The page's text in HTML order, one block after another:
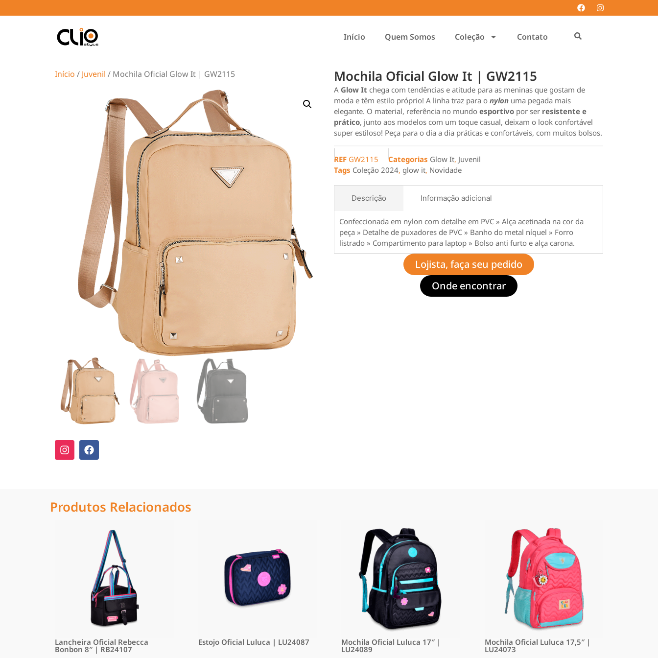
Início Quem Somos Coleção Contato
Início / Juvenil / Mochila Oficial Glow It | GW2115 Mochila Oficial Glow It | GW2115
A Glow It chega com tendências e atitude para as meninas que gostam de
moda e têm estilo próprio! A linha traz para o nylon uma pegada mais
elegante. O material, referência no mundo esportivo por ser resistente e
prático, junto aos modelos com um toque casual, deixam o look confortável
super estiloso! Peça para o dia a dia práticas e confortáveis, com muitos bolsos.
REF GW2115 Categorias Glow It, Juvenil
Tags Coleção 2024, glow it, Novidade
Descrição Informação adicional
Confeccionada em nylon com detalhe em PVC » Alça acetinada na cor da
peça » Detalhe de puxadores de PVC » Banho do metal níquel » Forro
listrado » Compartimento para laptop » Bolso anti furto e alça carona.
Lojista, faça seu pedido
Onde encontrar
Produtos Relacionados
Lancheira Oficial Rebecca
Bonbon 8″ | RB24107
Estojo Oficial Luluca | LU24087 Mochila Oficial Luluca 17″ |
LU24089
Mochila Oficial Luluca 17,5″ |
LU24073